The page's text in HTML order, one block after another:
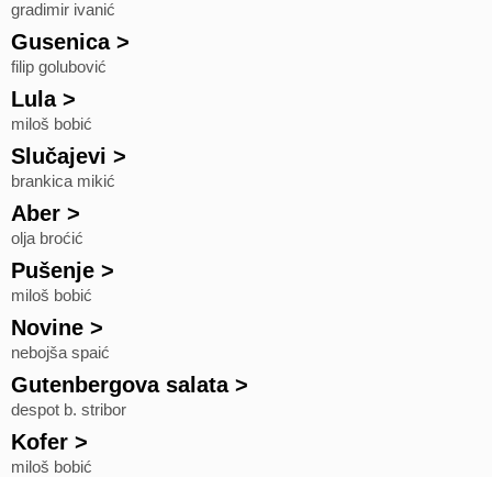
gradimir ivanić
Gusenica>
filip golubović
Lula>
miloš bobić
Slučajevi >
brankica mikić
Aber >
olja broćić
Pušenje >
miloš bobić
Novine >
nebojša spaić
Gutenbergova salata>
despot b. stribor
Kofer >
miloš bobić